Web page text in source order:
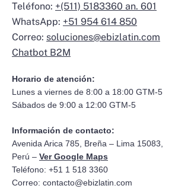
Teléfono: +(511) 5183360 an. 601
WhatsApp: +51 954 614 850
Correo: soluciones@ebizlatin.com
Chatbot B2M
Horario de atención:
Lunes a viernes de 8:00 a 18:00 GTM-5
Sábados de 9:00 a 12:00 GTM-5
Información de contacto:
Avenida Arica 785, Breña – Lima 15083,
Perú – Ver Google Maps
Teléfono: +51 1 518 3360
Correo: contacto@ebizlatin.com